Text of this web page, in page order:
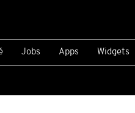
Jobs Apps Widgets